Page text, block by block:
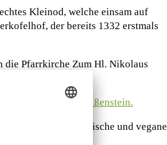
Kleinod, welche einsam auf
der bereits 1332 erstmals
die Pfarrkirche Zum Hl. Nikolaus
Maria Weißenstein.
Alm, die vegetarische und vegane